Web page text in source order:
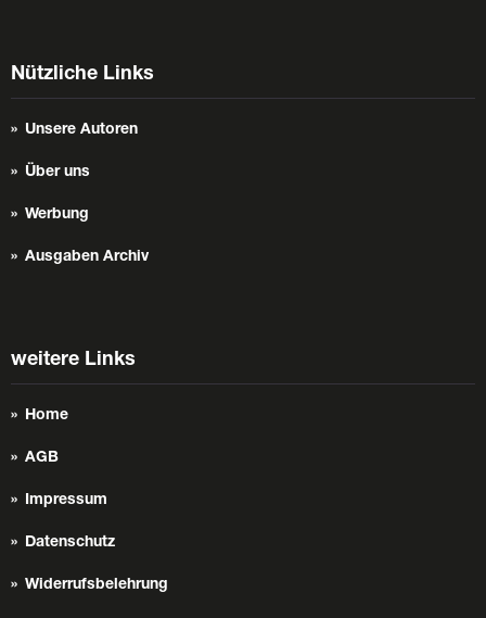
Nützliche Links
Unsere Autoren
Über uns
Werbung
Ausgaben Archiv
weitere Links
Home
AGB
Impressum
Datenschutz
Widerrufsbelehrung